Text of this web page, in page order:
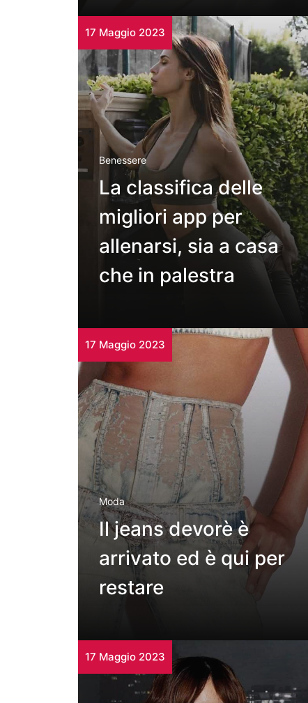
17 Maggio 2023
Benessere
La classifica delle
migliori app per
allenarsi, sia a casa
che in palestra
17 Maggio 2023
Moda
Il jeans devorè è
arrivato ed è qui per
restare
17 Maggio 2023